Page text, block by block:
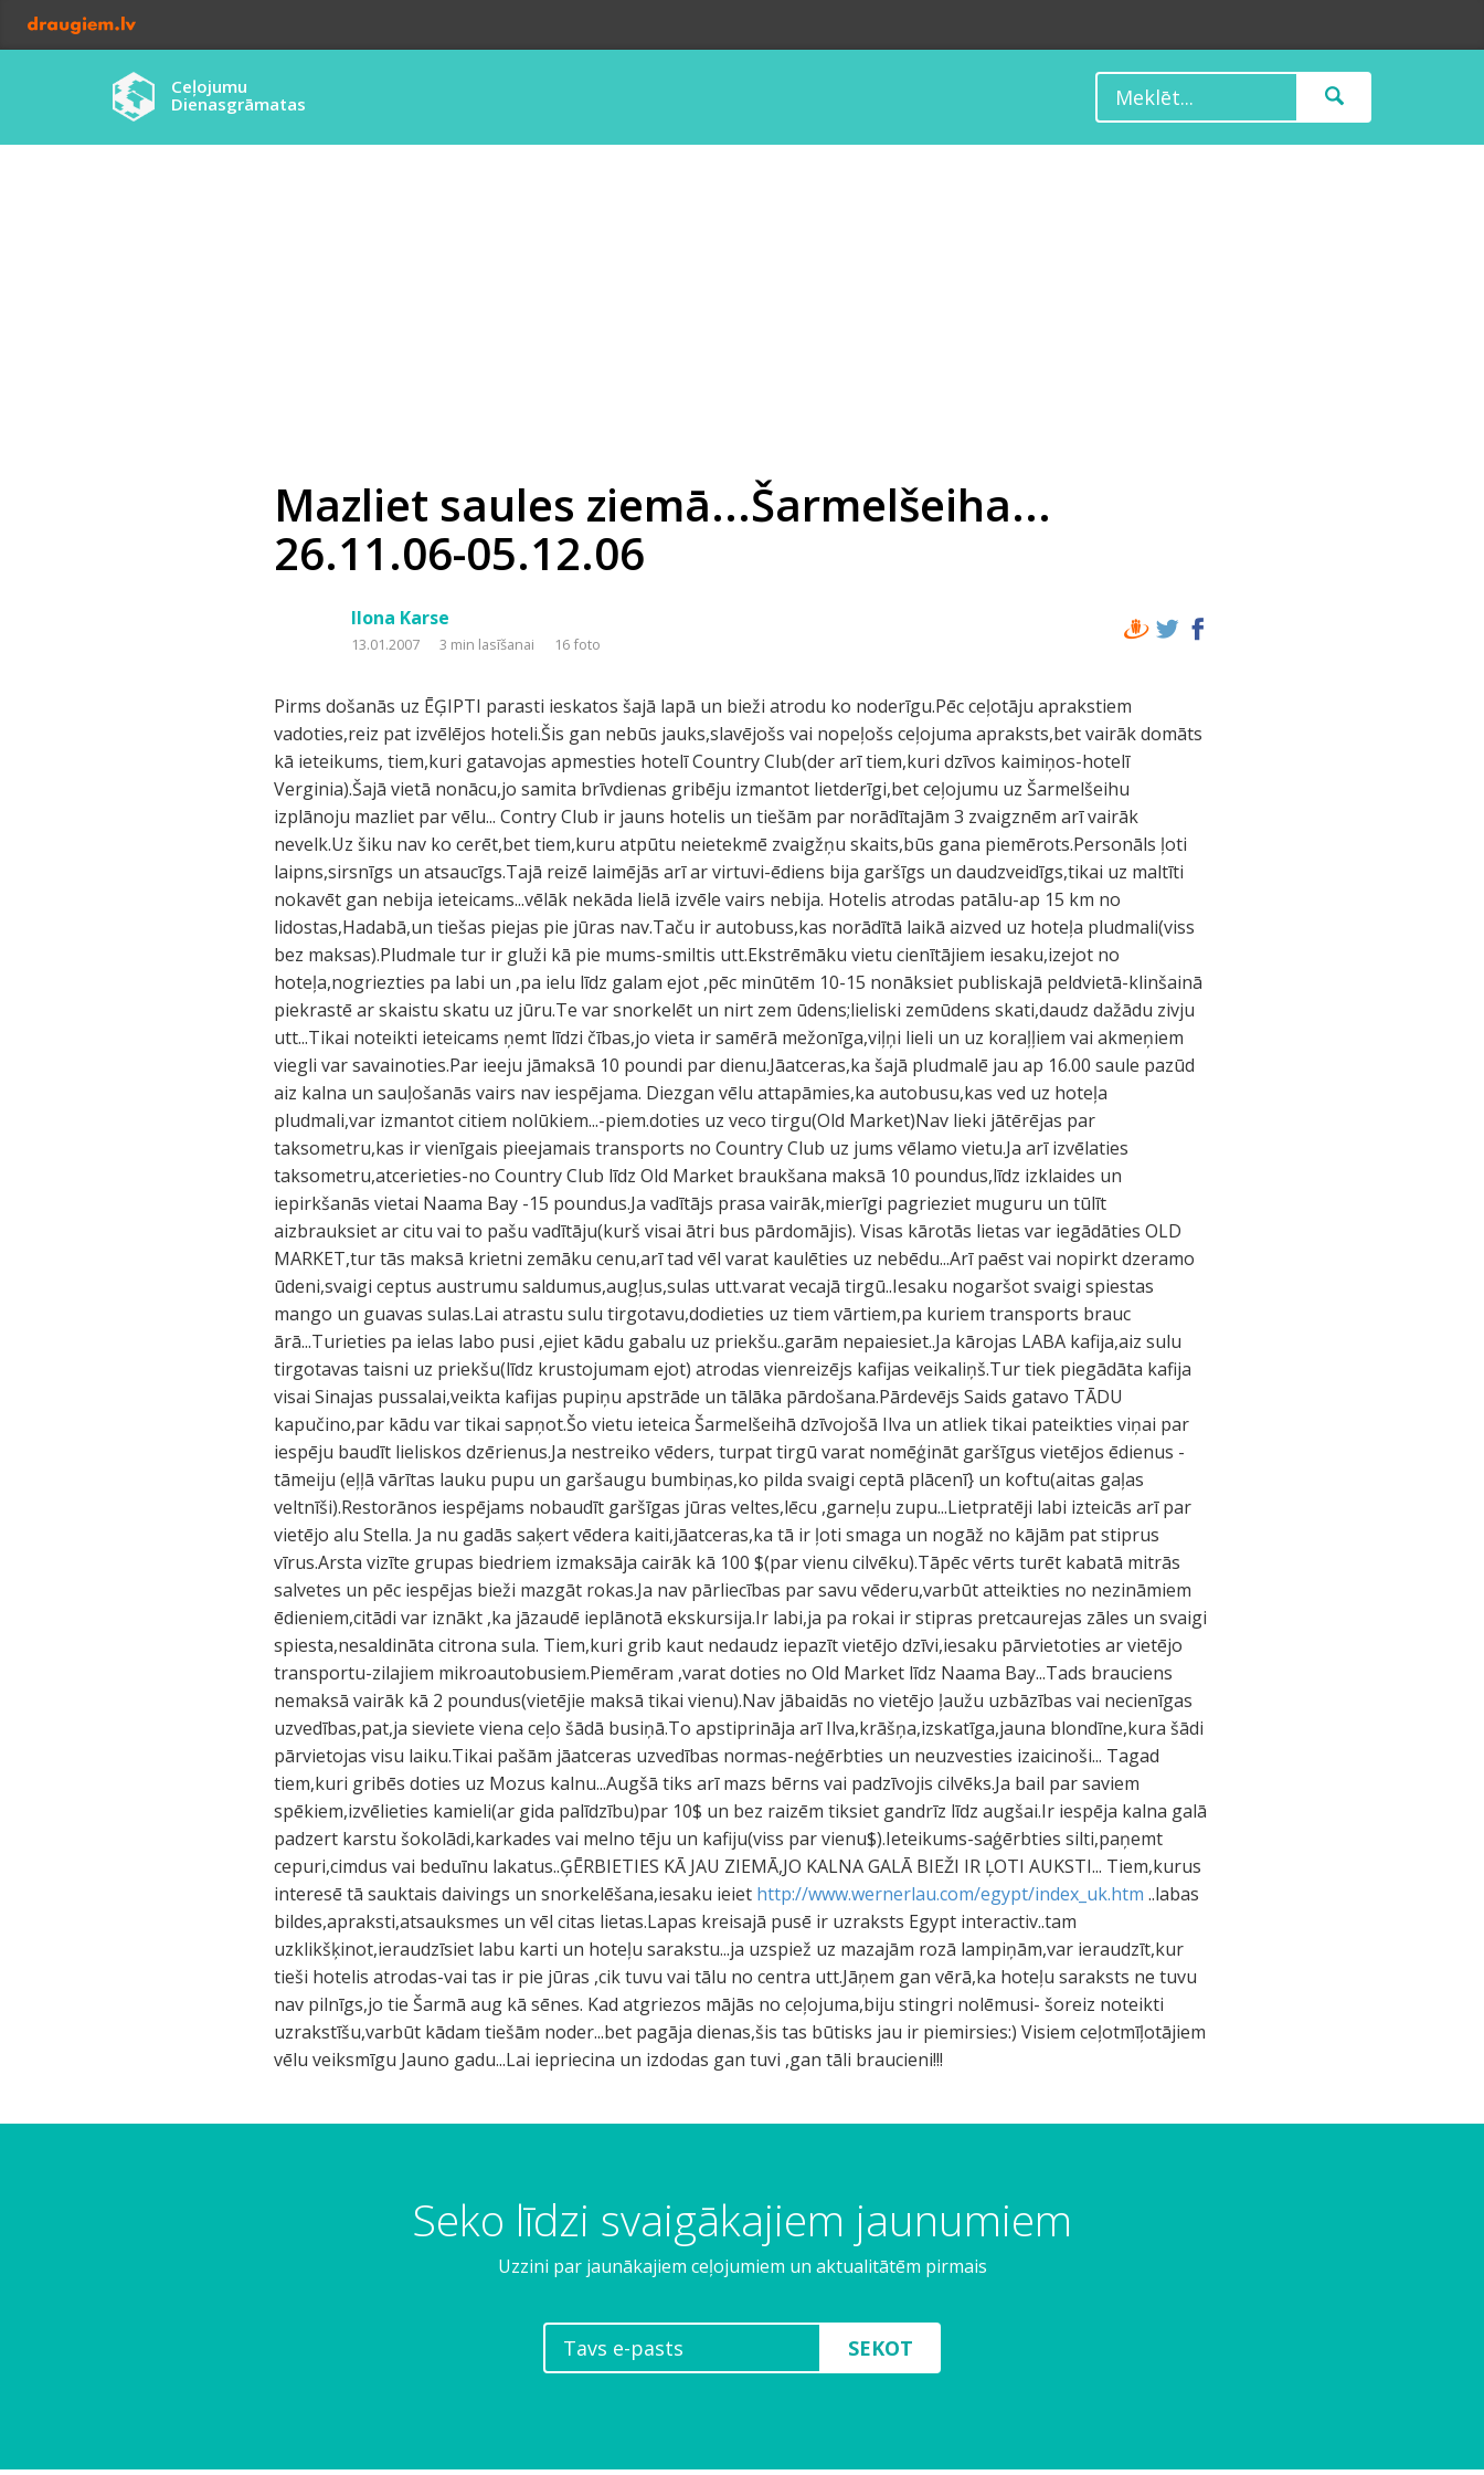
Ceļojumu
Dienasgrāmatas
Mazliet saules ziemā...Šarmelšeiha...
26.11.06-05.12.06
Ilona Karse
13.01.2007 3 min lasīšanai 16 foto
Pirms došanās uz ĒĢIPTI parasti ieskatos šajā lapā un bieži atrodu ko noderīgu.Pēc ceļotāju aprakstiem
vadoties,reiz pat izvēlējos hoteli.Šis gan nebūs jauks,slavējošs vai nopeļošs ceļojuma apraksts,bet vairāk domāts
kā ieteikums, tiem,kuri gatavojas apmesties hotelī Country Club(der arī tiem,kuri dzīvos kaimiņos-hotelī
Verginia).Šajā vietā nonācu,jo samita brīvdienas gribēju izmantot lietderīgi,bet ceļojumu uz Šarmelšeihu
izplānoju mazliet par vēlu... Contry Club ir jauns hotelis un tiešām par norādītajām 3 zvaigznēm arī vairāk
nevelk.Uz šiku nav ko cerēt,bet tiem,kuru atpūtu neietekmē zvaigžņu skaits,būs gana piemērots.Personāls ļoti
laipns,sirsnīgs un atsaucīgs.Tajā reizē laimējās arī ar virtuvi-ēdiens bija garšīgs un daudzveidīgs,tikai uz maltīti
nokavēt gan nebija ieteicams...vēlāk nekāda lielā izvēle vairs nebija. Hotelis atrodas patālu-ap 15 km no
lidostas,Hadabā,un tiešas piejas pie jūras nav.Taču ir autobuss,kas norādītā laikā aizved uz hoteļa pludmali(viss
bez maksas).Pludmale tur ir gluži kā pie mums-smiltis utt.Ekstrēmāku vietu cienītājiem iesaku,izejot no
hoteļa,nogriezties pa labi un ,pa ielu līdz galam ejot ,pēc minūtēm 10-15 nonāksiet publiskajā peldvietā-klinšainā
piekrastē ar skaistu skatu uz jūru.Te var snorkelēt un nirt zem ūdens;lieliski zemūdens skati,daudz dažādu zivju
utt...Tikai noteikti ieteicams ņemt līdzi čības,jo vieta ir samērā mežonīga,viļņi lieli un uz koraļļiem vai akmeņiem
viegli var savainoties.Par ieeju jāmaksā 10 poundi par dienu.Jāatceras,ka šajā pludmalē jau ap 16.00 saule pazūd
aiz kalna un sauļošanās vairs nav iespējama. Diezgan vēlu attapāmies,ka autobusu,kas ved uz hoteļa
pludmali,var izmantot citiem nolūkiem...-piem.doties uz veco tirgu(Old Market)Nav lieki jātērējas par
taksometru,kas ir vienīgais pieejamais transports no Country Club uz jums vēlamo vietu.Ja arī izvēlaties
taksometru,atcerieties-no Country Club līdz Old Market braukšana maksā 10 poundus,līdz izklaides un
iepirkšanās vietai Naama Bay -15 poundus.Ja vadītājs prasa vairāk,mierīgi pagrieziet muguru un tūlīt
aizbrauksiet ar citu vai to pašu vadītāju(kurš visai ātri bus pārdomājis). Visas kārotās lietas var iegādāties OLD
MARKET,tur tās maksā krietni zemāku cenu,arī tad vēl varat kaulēties uz nebēdu...Arī paēst vai nopirkt dzeramo
ūdeni,svaigi ceptus austrumu saldumus,augļus,sulas utt.varat vecajā tirgū..Iesaku nogaršot svaigi spiestas
mango un guavas sulas.Lai atrastu sulu tirgotavu,dodieties uz tiem vārtiem,pa kuriem transports brauc
ārā...Turieties pa ielas labo pusi ,ejiet kādu gabalu uz priekšu..garām nepaiesiet..Ja kārojas LABA kafija,aiz sulu
tirgotavas taisni uz priekšu(līdz krustojumam ejot) atrodas vienreizējs kafijas veikaliņš.Tur tiek piegādāta kafija
visai Sinajas pussalai,veikta kafijas pupiņu apstrāde un tālāka pārdošana.Pārdevējs Saids gatavo TĀDU
kapučino,par kādu var tikai sapņot.Šo vietu ieteica Šarmelšeihā dzīvojošā Ilva un atliek tikai pateikties viņai par
iespēju baudīt lieliskos dzērienus.Ja nestreiko vēders, turpat tirgū varat nomēģināt garšīgus vietējos ēdienus -
tāmeiju (eļļā vārītas lauku pupu un garšaugu bumbiņas,ko pilda svaigi ceptā plācenī} un koftu(aitas gaļas
veltnīši).Restorānos iespējams nobaudīt garšīgas jūras veltes,lēcu ,garneļu zupu...Lietpratēji labi izteicās arī par
vietējo alu Stella. Ja nu gadās saķert vēdera kaiti,jāatceras,ka tā ir ļoti smaga un nogāž no kājām pat stiprus
vīrus.Arsta vizīte grupas biedriem izmaksāja cairāk kā 100 $(par vienu cilvēku).Tāpēc vērts turēt kabatā mitrās
salvetes un pēc iespējas bieži mazgāt rokas.Ja nav pārliecības par savu vēderu,varbūt atteikties no nezināmiem
ēdieniem,citādi var iznākt ,ka jāzaudē ieplānotā ekskursija.Ir labi,ja pa rokai ir stipras pretcaurejas zāles un svaigi
spiesta,nesaldināta citrona sula. Tiem,kuri grib kaut nedaudz iepazīt vietējo dzīvi,iesaku pārvietoties ar vietējo
transportu-zilajiem mikroautobusiem.Piemēram ,varat doties no Old Market līdz Naama Bay...Tads brauciens
nemaksā vairāk kā 2 poundus(vietējie maksā tikai vienu).Nav jābaidās no vietējo ļaužu uzbāzības vai necienīgas
uzvedības,pat,ja sieviete viena ceļo šādā busiņā.To apstiprināja arī Ilva,krāšņa,izskatīga,jauna blondīne,kura šādi
pārvietojas visu laiku.Tikai pašām jāatceras uzvedības normas-neģērbties un neuzvesties izaicinoši... Tagad
tiem,kuri gribēs doties uz Mozus kalnu...Augšā tiks arī mazs bērns vai padzīvojis cilvēks.Ja bail par saviem
spēkiem,izvēlieties kamieli(ar gida palīdzību)par 10$ un bez raizēm tiksiet gandrīz līdz augšai.Ir iespēja kalna galā
padzert karstu šokolādi,karkades vai melno tēju un kafiju(viss par vienu$).Ieteikums-saģērbties silti,paņemt
cepuri,cimdus vai beduīnu lakatus..ĢĒRBIETIES KĀ JAU ZIEMĀ,JO KALNA GALĀ BIEŽI IR ĻOTI AUKSTI... Tiem,kurus
interesē tā sauktais daivings un snorkelēšana,iesaku ieiet http://www.wernerlau.com/egypt/index_uk.htm ..labas
bildes,apraksti,atsauksmes un vēl citas lietas.Lapas kreisajā pusē ir uzraksts Egypt interactiv..tam
uzklikšķinot,ieraudzīsiet labu karti un hoteļu sarakstu...ja uzspiež uz mazajām rozā lampiņām,var ieraudzīt,kur
tieši hotelis atrodas-vai tas ir pie jūras ,cik tuvu vai tālu no centra utt.Jāņem gan vērā,ka hoteļu saraksts ne tuvu
nav pilnīgs,jo tie Šarmā aug kā sēnes. Kad atgriezos mājās no ceļojuma,biju stingri nolēmusi- šoreiz noteikti
uzrakstīšu,varbūt kādam tiešām noder...bet pagāja dienas,šis tas būtisks jau ir piemirsies:) Visiem ceļotmīļotājiem
vēlu veiksmīgu Jauno gadu...Lai iepriecina un izdodas gan tuvi ,gan tāli braucieni!!!
Seko līdzi svaigākajiem jaunumiem
Uzzini par jaunākajiem ceļojumiem un aktualitātēm pirmais
SEKOT